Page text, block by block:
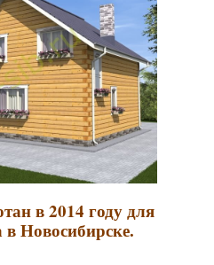
в 2014 году для
в Новосибирске.